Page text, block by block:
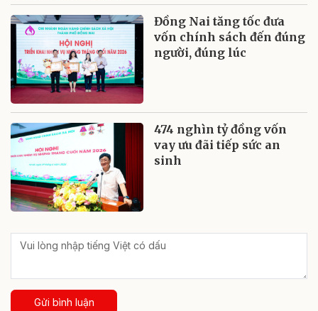
Đồng Nai tăng tốc đưa
vốn chính sách đến đúng
người, đúng lúc
474 nghìn tỷ đồng vốn
vay ưu đãi tiếp sức an
sinh
Gửi bình luận